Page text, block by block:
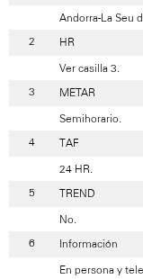
Andorra-La Seu
HR
Ver casilla 3.
METAR
Semihorario.
TAF
24 HR.
TREND
No.
Información
En persona y